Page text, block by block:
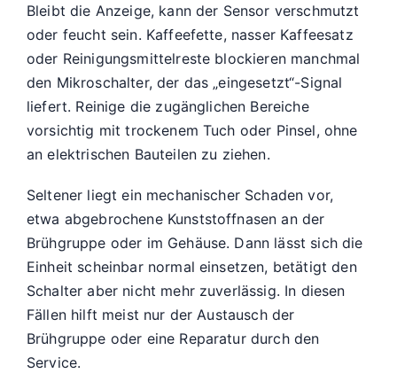
Bleibt die Anzeige, kann der Sensor verschmutzt
oder feucht sein. Kaffeefette, nasser Kaffeesatz
oder Reinigungsmittelreste blockieren manchmal
den Mikroschalter, der das „eingesetzt“-Signal
liefert. Reinige die zugänglichen Bereiche
vorsichtig mit trockenem Tuch oder Pinsel, ohne
an elektrischen Bauteilen zu ziehen.
Seltener liegt ein mechanischer Schaden vor,
etwa abgebrochene Kunststoffnasen an der
Brühgruppe oder im Gehäuse. Dann lässt sich die
Einheit scheinbar normal einsetzen, betätigt den
Schalter aber nicht mehr zuverlässig. In diesen
Fällen hilft meist nur der Austausch der
Brühgruppe oder eine Reparatur durch den
Service.